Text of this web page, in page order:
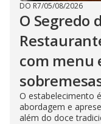
DO R7/05/08/2026
O Segredo
com menu
O estabelecimento
abordagem e
além do doce